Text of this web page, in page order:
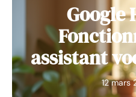
Google
assistant
12 mars